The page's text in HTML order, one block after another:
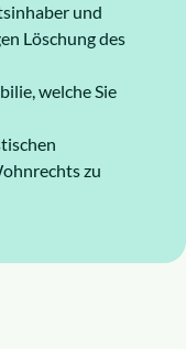
und
Löschung des
welche Sie
zu